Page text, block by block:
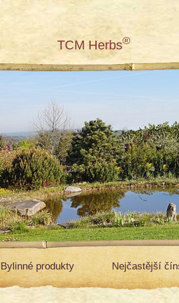
TCM Herbs®
Bylinné produkty Nejčastější